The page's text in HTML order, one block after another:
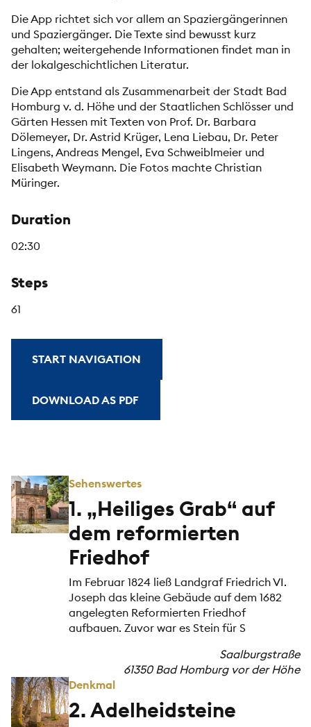
Die App richtet sich vor allem an Spaziergängerinnen
und Spaziergänger. Die Texte sind bewusst kurz
gehalten; weitergehende Informationen findet man in
der lokalgeschichtlichen Literatur.
Die App entstand als Zusammenarbeit der Stadt Bad
Homburg v. d. Höhe und der Staatlichen Schlösser und
Gärten Hessen mit Texten von Prof. Dr. Barbara
Dölemeyer, Dr. Astrid Krüger, Lena Liebau, Dr. Peter
Lingens, Andreas Mengel, Eva Schweiblmeier und
Elisabeth Weymann. Die Fotos machte Christian
Müringer.
Duration
02:30
Steps
61
START NAVIGATION
DOWNLOAD AS PDF
Sehenswertes
1. „Heiliges Grab“ auf
dem reformierten
Friedhof
Im Februar 1824 ließ Landgraf Friedrich VI.
Joseph das kleine Gebäude auf dem 1682
angelegten Reformierten Friedhof
aufbauen. Zuvor war es Stein für S
Saalburgstraße
61350 Bad Homburg vor der Höhe
Denkmal
2. Adelheidsteine